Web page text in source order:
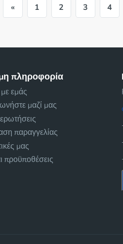
« 1 2 3 4
πληροφορία
εμάς
μαζί μας
παραγγελίας
μας
προϋποθέσεις